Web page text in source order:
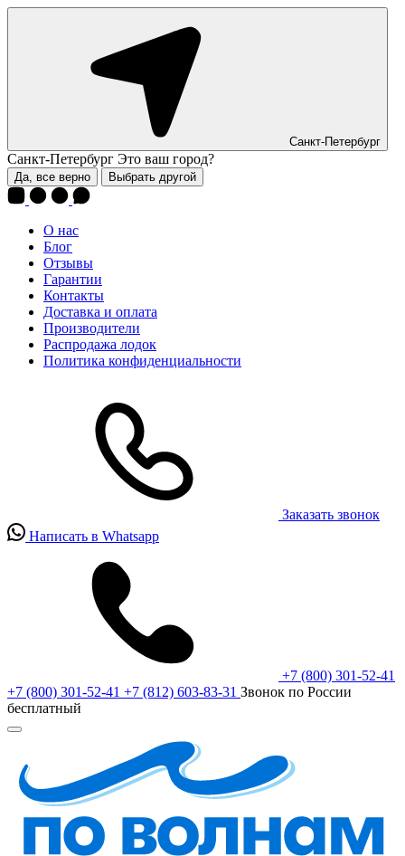
Санкт-Петербург
Санкт-Петербург Это ваш город?
Да, все верно Выбрать другой
О нас
Блог
Отзывы
Гарантии
Контакты
Доставка и оплата
Производители
Распродажа лодок
Политика конфиденциальности
Заказать звонок
Написать в Whatsapp
+7 (800) 301-52-41
+7 (800) 301-52-41 +7 (812) 603-83-31 Звонок по России
бесплатный